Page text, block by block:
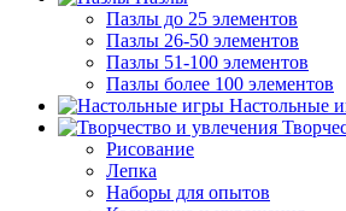
Пазлы до 25 элементов
Пазлы 26-50 элементов
Пазлы 51-100 элементов
Пазлы более 100 элементов
Настольные
Рисование
Лепка
Наборы для опытов